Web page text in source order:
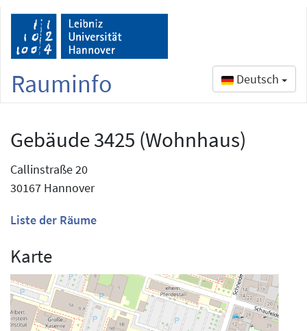
Rauminfo Deutsch
Gebäude 3425 (Wohnhaus)
Callinstraße 20
30167 Hannover
Liste der Räume
Karte